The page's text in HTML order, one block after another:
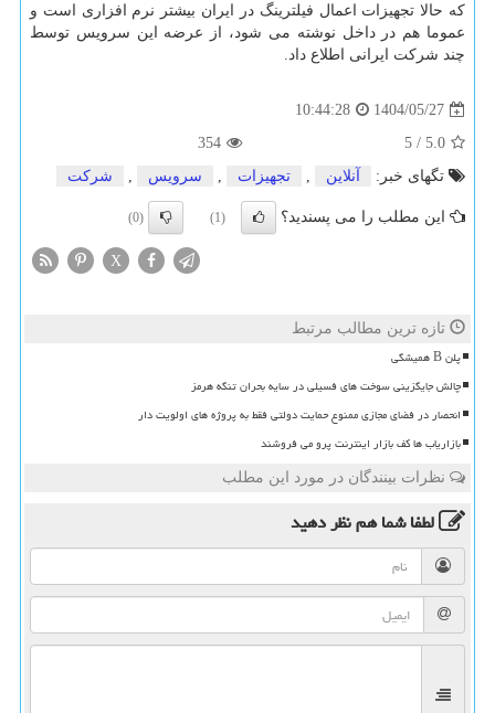
که حالا تجهیزات اعمال فیلترینگ در ایران بیشتر نرم افزاری است و
عموما هم در داخل نوشته می شود، از عرضه این سرویس توسط
چند شرکت ایرانی اطلاع داد.
1404/05/27
10:44:28
5.0
/
5
354
تگهای خبر:
آنلاین , تجهیزات , سرویس , شركت
این مطلب را می پسندید؟ (1)
(0)
X
تازه ترین مطالب مرتبط
پلن B همیشگی
چالش جایگزینی سوخت های فسیلی در سایه بحران تنگه هرمز
انحصار در فضای مجازی ممنوع حمایت دولتی فقط به پروژه های اولویت دار
بازاریاب ها کف بازار اینترنت پرو می فروشند
نظرات بینندگان در مورد این مطلب
لطفا شما همنظر دهید